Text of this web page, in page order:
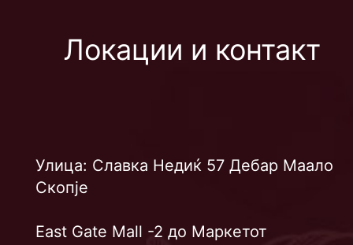
Локации и контакт
Улица: Славка Недиќ 57 Дебар Маало
Скопје
East Gate Mall -2 до Маркетот